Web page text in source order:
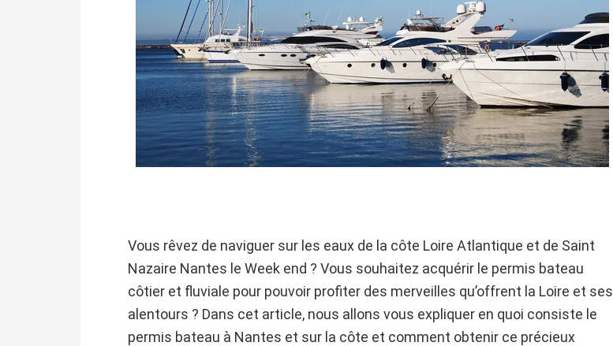
Vous rêvez de naviguer sur les eaux de la côte Loire Atlantique et de Saint
Nazaire Nantes le Week end ? Vous souhaitez acquérir le permis bateau
côtier et fluviale pour pouvoir profiter des merveilles qu’offrent la Loire et ses
alentours ? Dans cet article, nous allons vous expliquer en quoi consiste le
permis bateau à Nantes et sur la côte et comment obtenir ce précieux